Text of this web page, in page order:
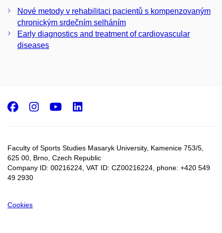
Nové metody v rehabilitaci pacientů s kompenzovaným
chronickým srdečním selháním
Early diagnostics and treatment of cardiovascular
diseases
Faculty of Sports Studies Masaryk University, Kamenice 753/5​,
625 00, Brno, Czech Republic
Company ID: 00216224, VAT ID: CZ00216224, phone: +420 549
49 2930
Cookies
Facebook
Instagram
Youtube